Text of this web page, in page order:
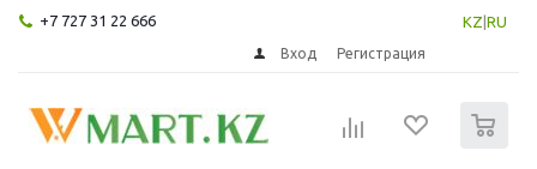
+7 727 31 22 666 KZ RU
Вход Регистрация